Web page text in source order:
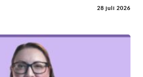
28 juli 2026